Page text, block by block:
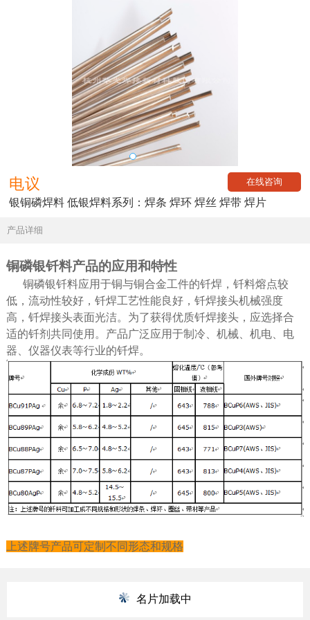
电议 在线咨询
银铜磷焊料 低银焊料系列：焊条 焊环 焊丝 焊带 焊片
产品详细
铜磷银钎料产品的应用和特性
铜磷银钎料应用于铜与铜合金工件的钎焊，钎料熔点较
低，流动性较好，钎焊工艺性能良好，钎焊接头机械强度
高，钎焊接头表面光洁。为了获得优质钎焊接头，应选择合
适的钎剂共同使用。产品广泛应用于制冷、机械、机电、电
器、仪器仪表等行业的钎焊。
上述牌号产品可定制不同形态和规格
名片加载中